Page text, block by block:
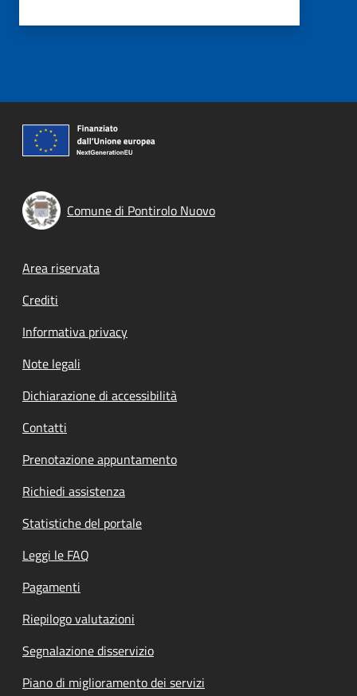
Comune di Pontirolo Nuovo
Footer menu
Area riservata
Crediti
Informativa privacy
Note legali
Dichiarazione di accessibilità
Contatti
Prenotazione appuntamento
Richiedi assistenza
Statistiche del portale
Leggi le FAQ
Pagamenti
Riepilogo valutazioni
Segnalazione disservizio
Piano di miglioramento dei servizi